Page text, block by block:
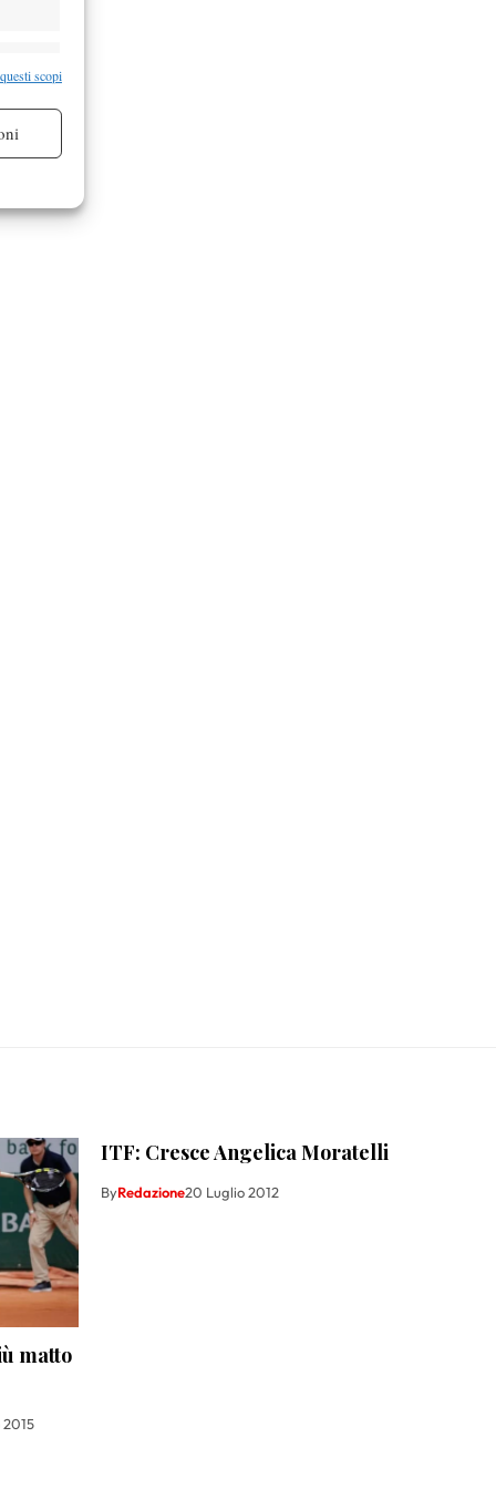
attivo
attivo
scopi
matto
ITF: Cresce Angelica Moratelli
ByRedazione20 Luglio 2012